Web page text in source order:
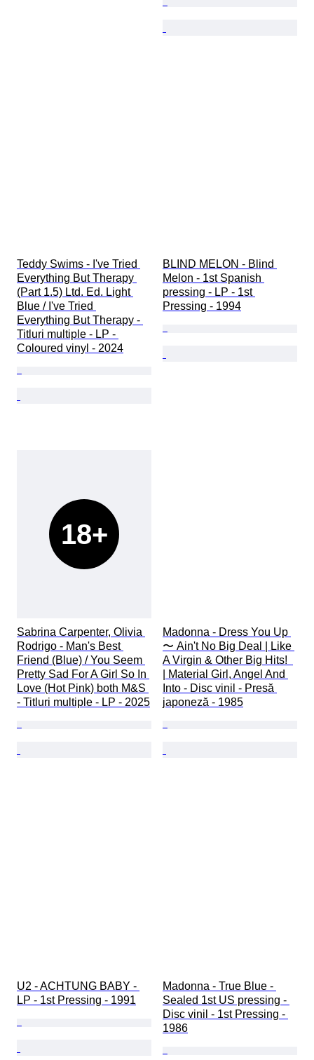
Teddy Swims - I've Tried
Everything But Therapy
(Part 1.5) Ltd. Ed. Light
Blue / I've Tried
Everything But Therapy -
Titluri multiple - LP -
Coloured vinyl - 2024
BLIND MELON - Blind
Melon - 1st Spanish
pressing - LP - 1st
Pressing - 1994
18+
Sabrina Carpenter, Olivia
Rodrigo - Man's Best
Friend (Blue) / You Seem
Pretty Sad For A Girl So In
Love (Hot Pink) both M&S
- Titluri multiple - LP - 2025
Madonna - Dress You Up
〜 Ain't No Big Deal | Like
A Virgin & Other Big Hits!
| Material Girl, Angel And
Into - Disc vinil - Presă
japoneză - 1985
U2 - ACHTUNG BABY -
LP - 1st Pressing - 1991
Madonna - True Blue -
Sealed 1st US pressing -
Disc vinil - 1st Pressing -
1986